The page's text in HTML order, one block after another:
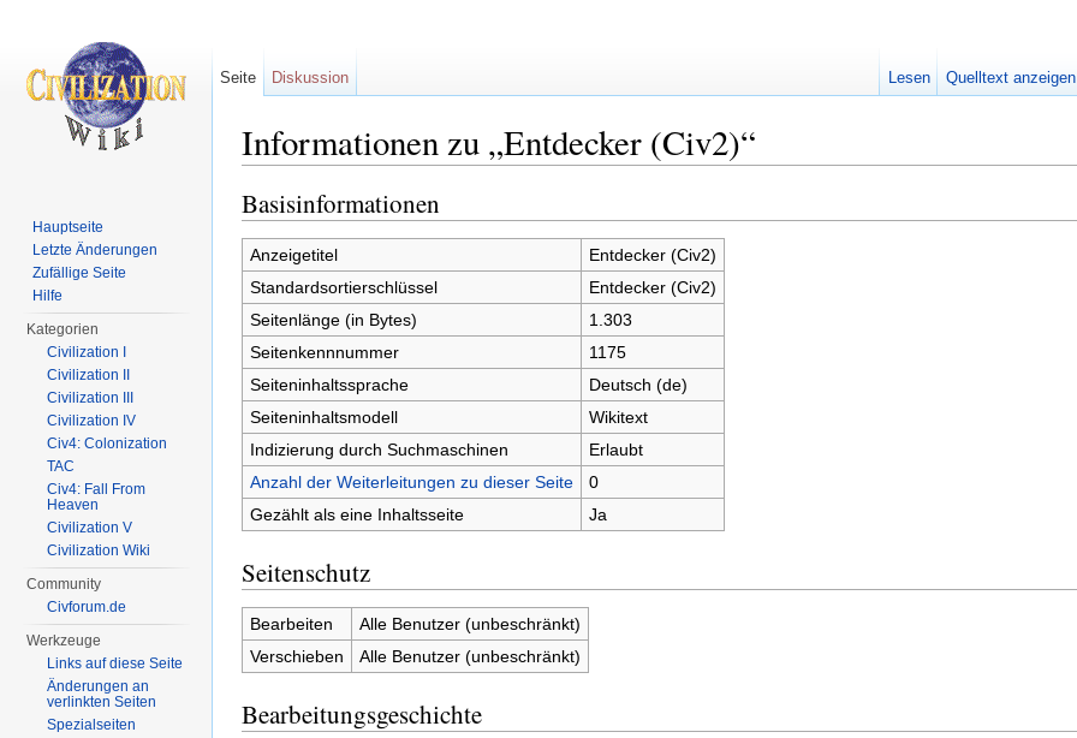
Informationen zu „Entdecker (Civ2)“
Basisinformationen
Anzeigetitel
Entdecker (Civ2)
Standardsortierschlüssel
Entdecker (Civ2)
Seitenlänge (in Bytes)
1.303
Seitenkennnummer
1175
Seiteninhaltssprache
Deutsch (de)
Seiteninhaltsmodell
Wikitext
Indizierung durch Suchmaschinen
Erlaubt
Anzahl der Weiterleitungen zu dieser Seite
0
Gezählt als eine Inhaltsseite
Ja
Seitenschutz
Bearbeiten
Alle Benutzer (unbeschränkt)
Verschieben
Alle Benutzer (unbeschränkt)
Bearbeitungsgeschichte
Seite Diskussion Lesen Quelltext anzeigen
Hauptseite
Letzte Änderungen
Zufällige Seite
Hilfe
Kategorien
Civilization I
Civilization II
Civilization III
Civilization IV
Civ4: Colonization
TAC
Civ4: Fall From
Heaven
Civilization V
Civilization Wiki
Community
Civforum.de
Werkzeuge
Links auf diese Seite
Änderungen an
verlinkten Seiten
Spezialseiten